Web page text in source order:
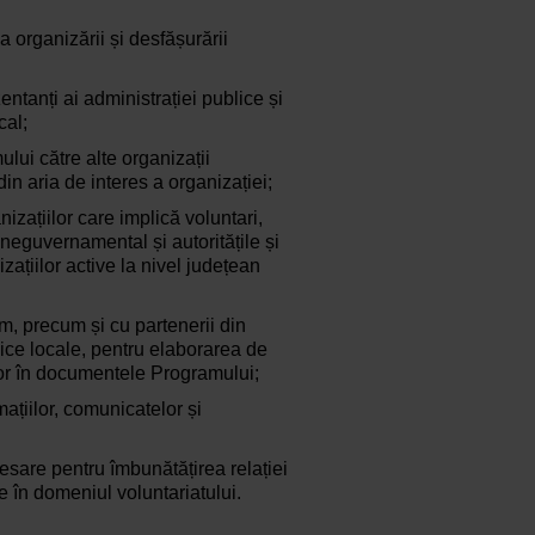
organizării și desfășurării
ai administrației publice și
către alte organizații
aria de interes a organizației;
care implică voluntari,
și autoritățile și
active la nivel județean
precum și cu partenerii din
locale, pentru elaborarea de
în documentele Programului;
comunicatelor și
pentru îmbunătățirea relației
în domeniul voluntariatului.